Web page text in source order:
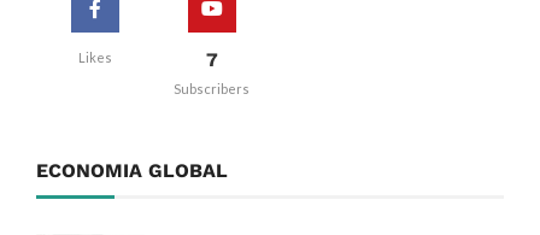
Likes 7
Subscribers
ECONOMIA GLOBAL